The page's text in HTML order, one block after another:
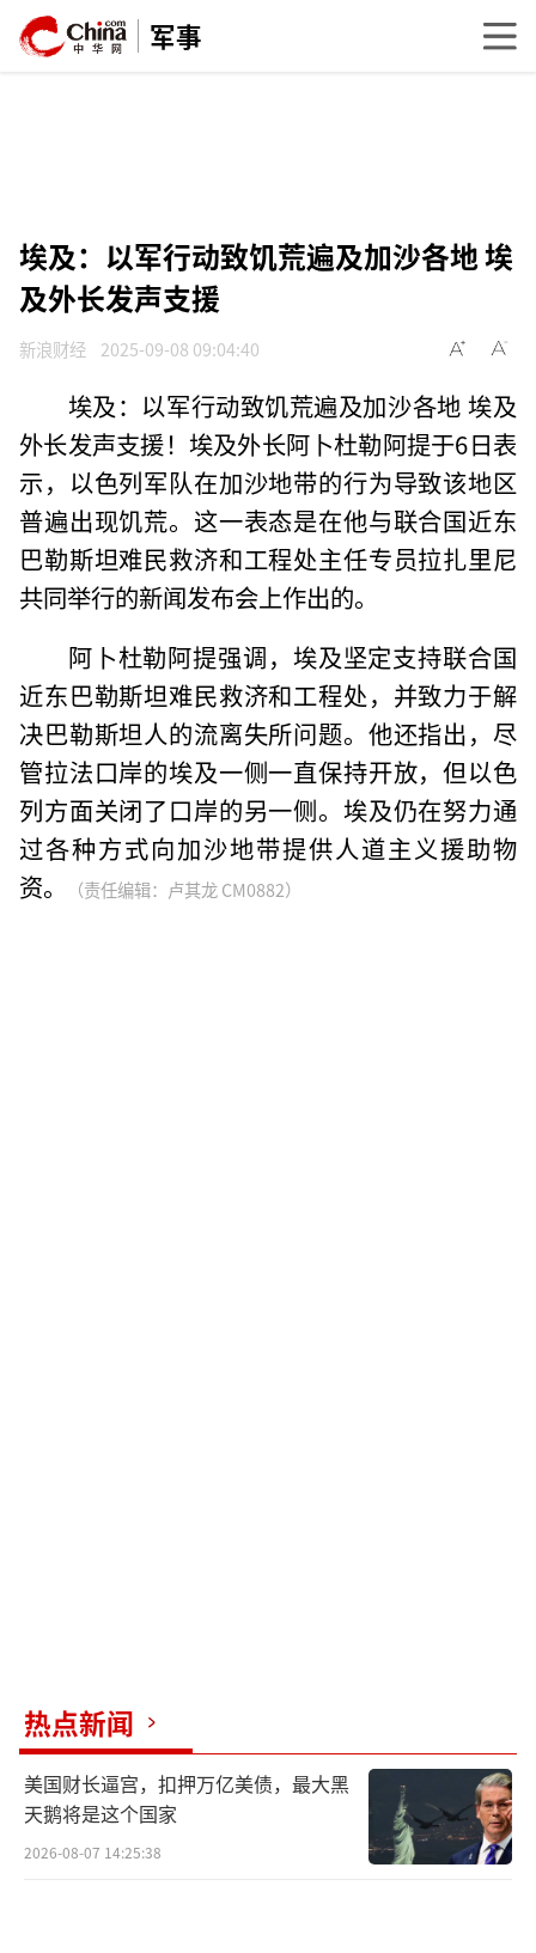
军事
埃及：以军行动致饥荒遍及加沙各地 埃
及外长发声支援
新浪财经 2025-09-08 09:04:40
埃及：以军行动致饥荒遍及加沙各地 埃及
外长发声支援！埃及外长阿卜杜勒阿提于6日表
示，以色列军队在加沙地带的行为导致该地区
普遍出现饥荒。这一表态是在他与联合国近东
巴勒斯坦难民救济和工程处主任专员拉扎里尼
共同举行的新闻发布会上作出的。
阿卜杜勒阿提强调，埃及坚定支持联合国
近东巴勒斯坦难民救济和工程处，并致力于解
决巴勒斯坦人的流离失所问题。他还指出，尽
管拉法口岸的埃及一侧一直保持开放，但以色
列方面关闭了口岸的另一侧。埃及仍在努力通
过各种方式向加沙地带提供人道主义援助物
资。
（责任编辑：卢其龙 CM0882）
热点新闻
美国财长逼宫，扣押万亿美债，最大黑
天鹅将是这个国家
2026-08-07 14:25:38